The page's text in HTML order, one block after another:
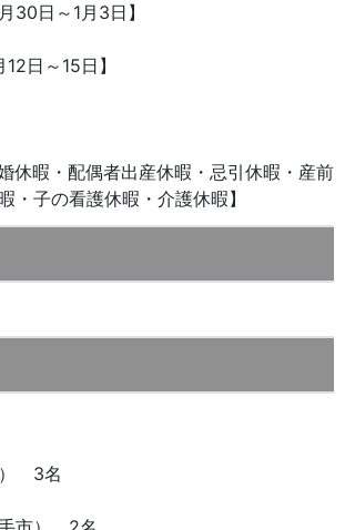
30日～1月3日】
日～15日】
休暇・配偶者出産休暇・忌引休暇・産前
・子の看護休暇・介護休暇】
3名